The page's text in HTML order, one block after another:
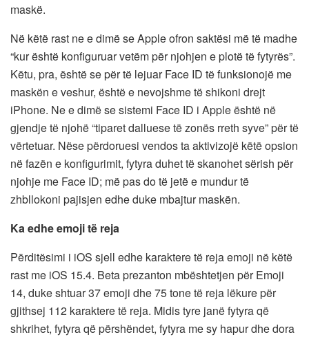
maskë.
Në këtë rast ne e dimë se Apple ofron saktësi më të madhe
“kur është konfiguruar vetëm për njohjen e plotë të fytyrës”.
Këtu, pra, është se për të lejuar Face ID të funksionojë me
maskën e veshur, është e nevojshme të shikoni drejt
iPhone. Ne e dimë se sistemi Face ID i Apple është në
gjendje të njohë “tiparet dalluese të zonës rreth syve” për të
vërtetuar. Nëse përdoruesi vendos ta aktivizojë këtë opsion
në fazën e konfigurimit, fytyra duhet të skanohet sërish për
njohje me Face ID; më pas do të jetë e mundur të
zhbllokoni pajisjen edhe duke mbajtur maskën.
Ka edhe emoji të reja
Përditësimi i iOS sjell edhe karaktere të reja emoji në këtë
rast me iOS 15.4. Beta prezanton mbështetjen për Emoji
14, duke shtuar 37 emoji dhe 75 tone të reja lëkure për
gjithsej 112 karaktere të reja. Midis tyre janë fytyra që
shkrihet, fytyra që përshëndet, fytyra me sy hapur dhe dora